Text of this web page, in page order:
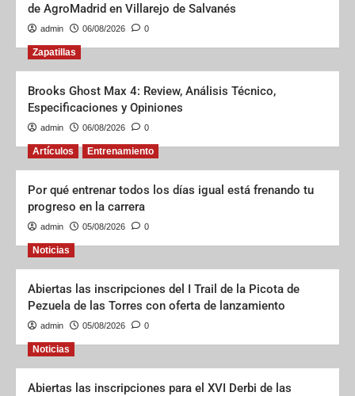
de AgroMadrid en Villarejo de Salvanés
admin 06/08/2026 0
Zapatillas
Brooks Ghost Max 4: Review, Análisis Técnico,
Especificaciones y Opiniones
admin 06/08/2026 0
Artículos Entrenamiento
Por qué entrenar todos los días igual está frenando tu
progreso en la carrera
admin 05/08/2026 0
Noticias
Abiertas las inscripciones del I Trail de la Picota de
Pezuela de las Torres con oferta de lanzamiento
admin 05/08/2026 0
Noticias
Abiertas las inscripciones para el XVI Derbi de las